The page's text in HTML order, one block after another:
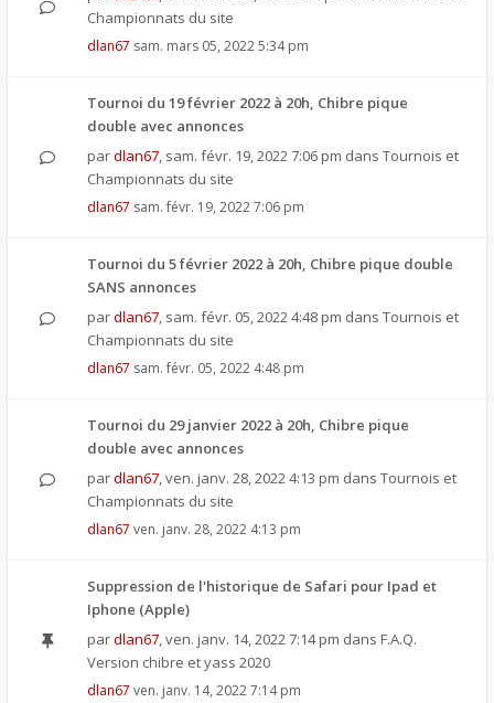
Championnats du site
dlan67 sam. mars 05, 2022 5:34 pm
Tournoi du 19 février 2022 à 20h, Chibre pique
double avec annonces
pardlan67, sam. févr. 19, 2022 7:06 pm dans Tournois et
Championnats du site
dlan67 sam. févr. 19, 2022 7:06 pm
Tournoi du 5 février 2022 à 20h, Chibre pique double
SANS annonces
pardlan67, sam. févr. 05, 2022 4:48 pm dans Tournois et
Championnats du site
dlan67 sam. févr. 05, 2022 4:48 pm
Tournoi du 29 janvier 2022 à 20h, Chibre pique
double avec annonces
pardlan67,ven. janv. 28, 2022 4:13 pm dans Tournois et
Championnats du site
dlan67 ven. janv. 28, 2022 4:13 pm
Suppression de l'historique de Safari pour Ipad et
Iphone (Apple)
pardlan67,ven. janv. 14, 2022 7:14 pm dans F.A.Q.
Version chibre et yass 2020
dlan67 ven. janv. 14, 2022 7:14 pm